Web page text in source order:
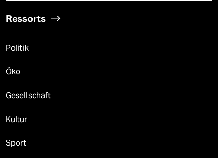
Ressorts
Politik
Öko
Gesellschaft
Kultur
Sport